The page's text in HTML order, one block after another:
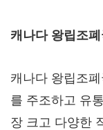
캐나다 왕립조
캐나다 왕립조
를 주조하고 유
장 크고 다양한